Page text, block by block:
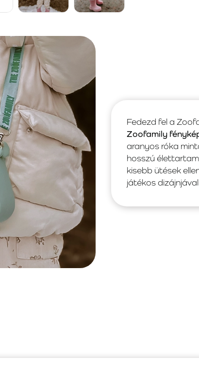
Fedezd fel a
Zoofamily
aranyos róka
hosszú
kisebb ütések
játékos